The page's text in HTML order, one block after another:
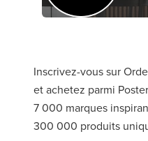
Inscrivez-vous sur
et achetez parmi
7 000 marques
300 000 produits